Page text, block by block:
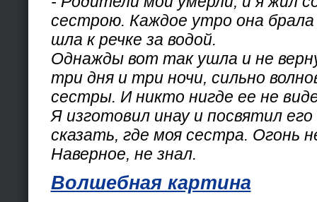
сестрою. Каждое утро она брала
шла к речке за водой.
Однажды вот так ушла и не
три дня и три ночи, сильно
сестры. И никто нигде ее не
Я изготовил инау и посвятил
сказать, где моя сестра. Огонь
Наверное, не знал.
Волшебная картина